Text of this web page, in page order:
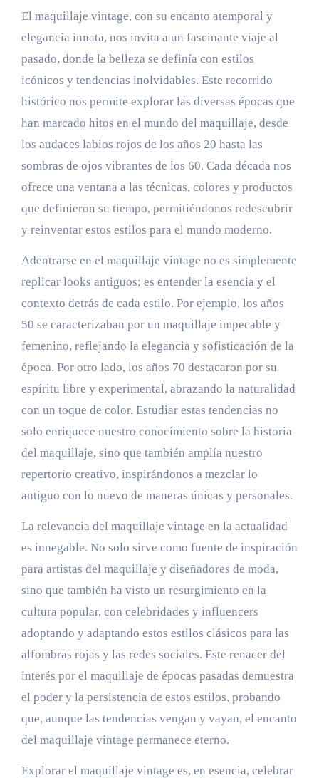
El maquillaje vintage, con su encanto atemporal y
elegancia innata, nos invita a un fascinante viaje al
pasado, donde la belleza se definía con estilos
icónicos y tendencias inolvidables. Este recorrido
histórico nos permite explorar las diversas épocas que
han marcado hitos en el mundo del maquillaje, desde
los audaces labios rojos de los años 20 hasta las
sombras de ojos vibrantes de los 60. Cada década nos
ofrece una ventana a las técnicas, colores y productos
que definieron su tiempo, permitiéndonos redescubrir
y reinventar estos estilos para el mundo moderno.
Adentrarse en el maquillaje vintage no es simplemente
replicar looks antiguos; es entender la esencia y el
contexto detrás de cada estilo. Por ejemplo, los años
50 se caracterizaban por un maquillaje impecable y
femenino, reflejando la elegancia y sofisticación de la
época. Por otro lado, los años 70 destacaron por su
espíritu libre y experimental, abrazando la naturalidad
con un toque de color. Estudiar estas tendencias no
solo enriquece nuestro conocimiento sobre la historia
del maquillaje, sino que también amplía nuestro
repertorio creativo, inspirándonos a mezclar lo
antiguo con lo nuevo de maneras únicas y personales.
La relevancia del maquillaje vintage en la actualidad
es innegable. No solo sirve como fuente de inspiración
para artistas del maquillaje y diseñadores de moda,
sino que también ha visto un resurgimiento en la
cultura popular, con celebridades y influencers
adoptando y adaptando estos estilos clásicos para las
alfombras rojas y las redes sociales. Este renacer del
interés por el maquillaje de épocas pasadas demuestra
el poder y la persistencia de estos estilos, probando
que, aunque las tendencias vengan y vayan, el encanto
del maquillaje vintage permanece eterno.
Explorar el maquillaje vintage es, en esencia, celebrar